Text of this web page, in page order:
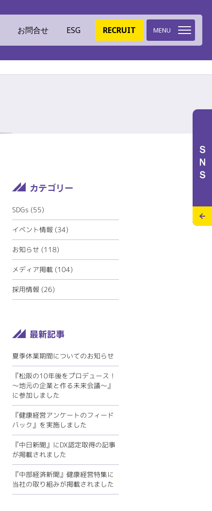
お問合せ ESG RECRUIT MENU
特設サイト
ECOリフォーム
ペレットストーブ
ミツイバウデザイン
ＳＮＳ
SDGs (55)
イベント情報 (34)
お知らせ (118)
メディア掲載 (104)
採用情報 (26)
夏季休業期間についてのお知らせ
『松阪の10年後をプロデュース！
～地元の企業と作る未来会議～』
に参加しました
『健康経営アンケートのフィード
バック』を実施しました
『中日新聞』にDX認定取得の記事
が掲載されました
『中部経済新聞』健康経営特集に
当社の取り組みが掲載されました